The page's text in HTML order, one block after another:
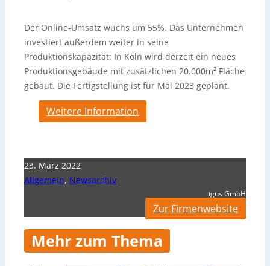
Der Online-Umsatz wuchs um 55%. Das Unternehmen
investiert außerdem weiter in seine
Produktionskapazität: In Köln wird derzeit ein neues
Produktionsgebäude mit zusätzlichen 20.000m² Fläche
gebaut. Die Fertigstellung ist für Mai 2023 geplant.
Weitere Information
23. März 2022
Allgemein, Newsarchiv
igus GmbH
Zur Firmenwebsite
Mehr zum Thema